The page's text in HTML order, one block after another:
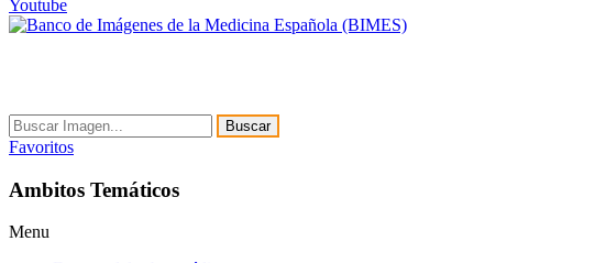
Youtube
Buscar
Favoritos
Ambitos Temáticos
Menu